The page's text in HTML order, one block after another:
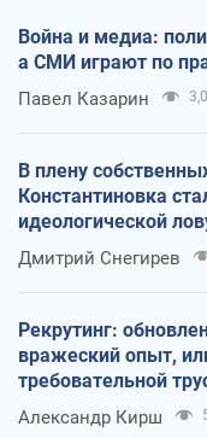
Война и медиа:
а СМИ играют по
Павел Казарин
В плену
Константиновка
идеологической
оккупантов
Дмитрий Снегирев
Рекрутинг:
вражеский опыт,
требовательной
Александр Кирш